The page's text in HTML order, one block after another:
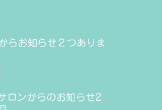
らお知らせ２つありま
ロンからのお知らせ2